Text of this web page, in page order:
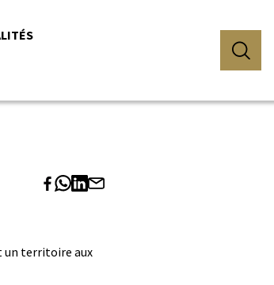
un territoire aux